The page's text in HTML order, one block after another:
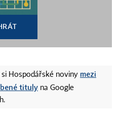
si Hospodářské noviny mezi
tituly na Google